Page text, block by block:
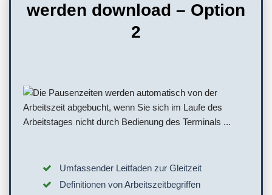
werden download – Option
2
Umfassender Leitfaden zur Gleitzeit
Definitionen von Arbeitszeitbegriffen